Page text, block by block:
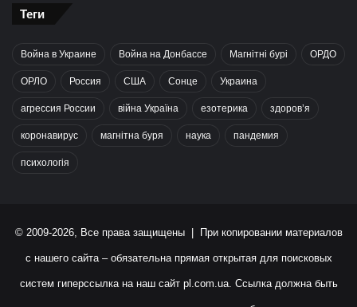
Теги
Война в Украине Война на Донбассе Магнітні бурі ОРДО
ОРЛО Россия США Сонце Украина
агрессия России війна Україна езотерика здоров’я
коронавирус магнітна буря наука пандемия
психологія
© 2009-2026, Все права защищены | При копировании материалов
с нашего сайта – обязательна прямая открытая для поисковых
систем гиперссылка на наш сайт pl.com.ua. Ссылка должна быть